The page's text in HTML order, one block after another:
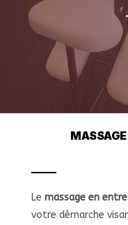
MASSAGE
Le massage en
votre démarche